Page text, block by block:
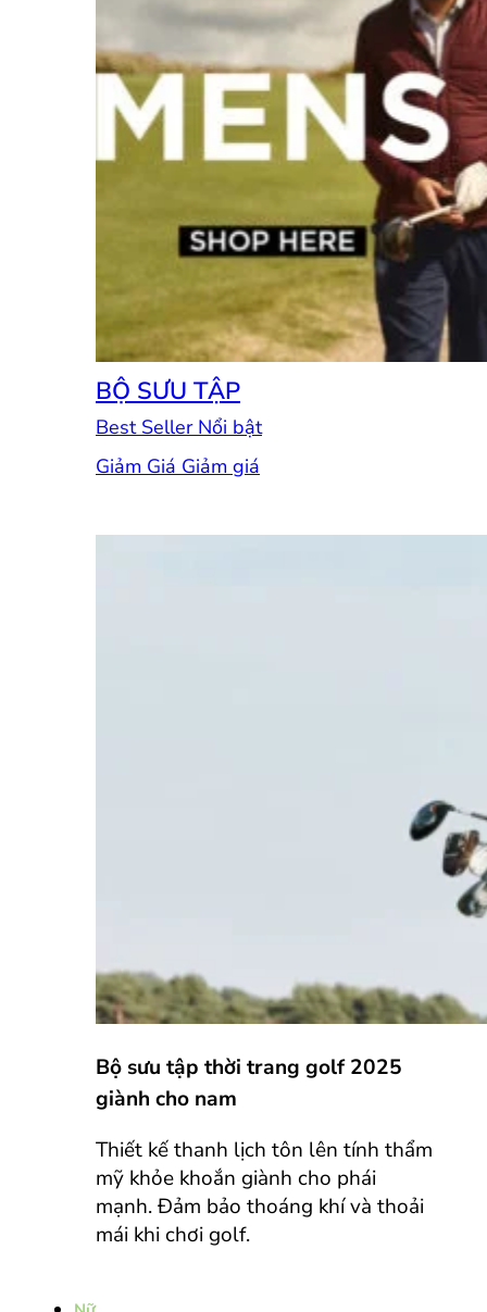
BỘ SƯU TẬP
Best Seller
Giảm Giá
Bộ sưu tập thời trang golf 2025
giành cho nam
Thiết kế thanh lịch tôn lên tính thẩm
mỹ khỏe khoắn giành cho phái
mạnh. Đảm bảo thoáng khí và thoải
mái khi chơi golf.